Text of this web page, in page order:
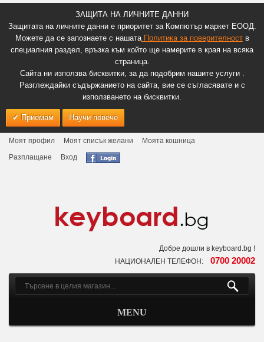
ЗАЩИТА НА ЛИЧНИТЕ ДАННИ
Защитата на личните данни е приоритет за Компютър маркет ЕООД.
Можете да се запознаете с нашатаПолитика за поверителноств
специалния раздел, връзка към който ще намерите в края на всяка
страница.
Сайта ни използва бисквитки, за да подобрим нашите услуги .
Разглеждайки съдържанието на сайта, вие се съгласявате и с
използването на бисквитки.
Приемам Научи повече
Моят профил Моят списък желани
Моята кошница
Разплащане
Вход
Добре дошли в keyboard.bg !
НАЦИОНАЛЕН ТЕЛЕФОН: 0700 20002
MENU